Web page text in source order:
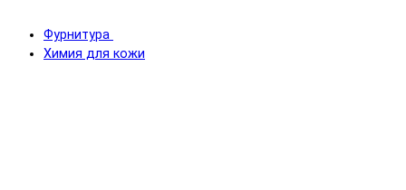
Фурнитура
Химия для кожи